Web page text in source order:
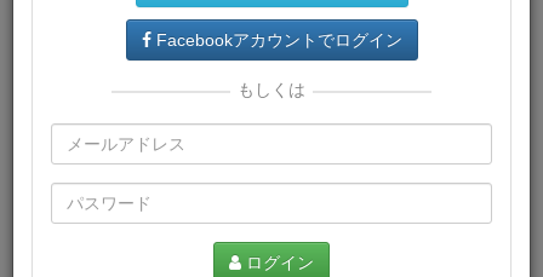
プレミアム会員では、教材がダウンロードでき、快適な動画
再生環境が提供されます。Facebookアカウントでログイン
もしくは
ログイン